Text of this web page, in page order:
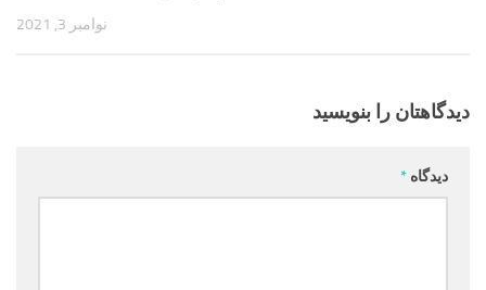
نوامبر 3, 2021
دیدگاهتان را بنویسید
دیدگاه *